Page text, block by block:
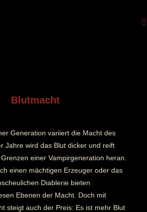
Blutmacht
Generation variiert die Macht des
Jahre wird das Blut dicker und reift
einer Vampirgeneration heran.
einen mächtigen Erzeuger oder das
Diablerie bieten
Ebenen der Macht. Doch mit
steigt auch der Preis: Es ist mehr Blut